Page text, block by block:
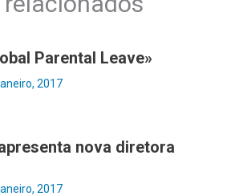
Parental Leave»
2017
nova diretora
2017